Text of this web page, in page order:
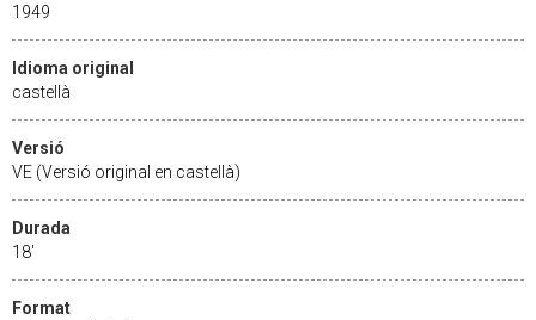
1949
Idioma original
castellà
Versió
VE (Versió original en castellà)
Durada
18'
Format